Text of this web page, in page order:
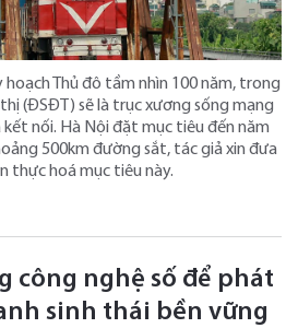
hoạch Thủ đô tầm nhìn 100 năm, trong
(ĐSĐT) sẽ là trục xương sống mạng
nối. Hà Nội đặt mục tiêu đến năm
500km đường sắt, tác giả xin đưa
thực hoá mục tiêu này.
công nghệ số để phát
sinh thái bền vững